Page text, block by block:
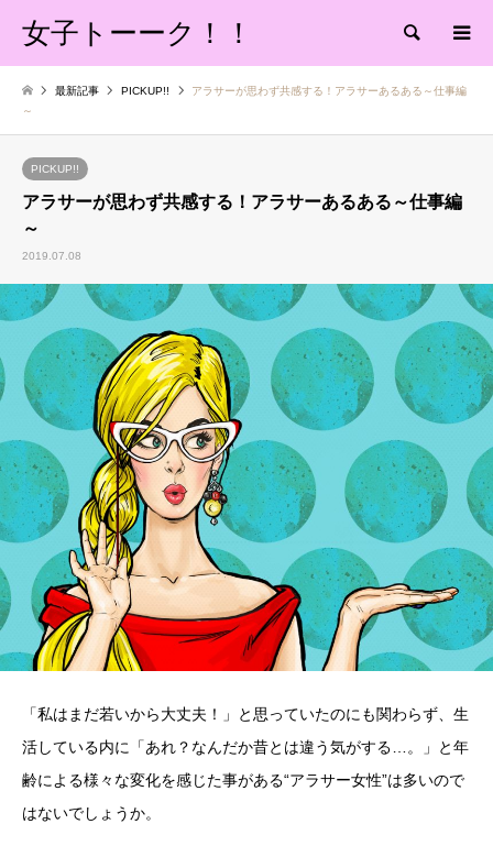
女子トーーク！！ 検索
最新記事 PICKUP!!
アラサーが思わず共感する！アラサーあるある～仕事編
～
PICKUP!!
アラサーが思わず共感する！アラサーあるある～仕事編
～
2019.07.08
「私はまだ若いから大丈夫！」と思っていたのにも関わらず、生
活している内に「あれ？なんだか昔とは違う気がする…。」と年
齢による様々な変化を感じた事がある“アラサー女性”は多いので
はないでしょうか。